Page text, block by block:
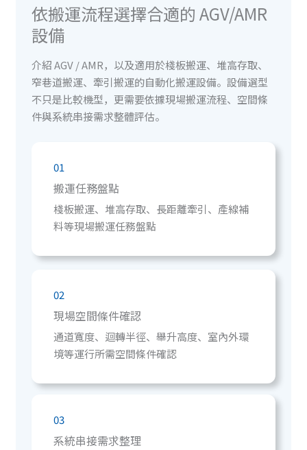
依搬運流程選擇合適的 AGV/AMR
設備
介紹 AGV / AMR，以及適用於棧板搬運、堆高存取、
窄巷道搬運、牽引搬運的自動化搬運設備。設備選型
不只是比較機型，更需要依據現場搬運流程、空間條
件與系統串接需求整體評估。
01
搬運任務盤點
棧板搬運、堆高存取、長距離牽引、產線補
料等現場搬運任務盤點
02
現場空間條件確認
通道寬度、迴轉半徑、舉升高度、室內外環
境等運行所需空間條件確認
03
系統串接需求整理